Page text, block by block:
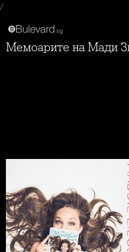
/
Мемоарите на Мади